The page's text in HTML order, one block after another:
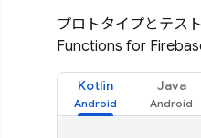
プロトタイプとテス
Functions for
Kotlin Java